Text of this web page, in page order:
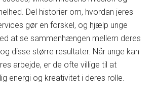
Del historier om, hvordan jeres
gør en forskel, og hjælp unge
at se sammenhængen mellem deres
disse større resultater. Når unge kan
arbejde, er de ofte villige til at
energi og kreativitet i deres rolle.